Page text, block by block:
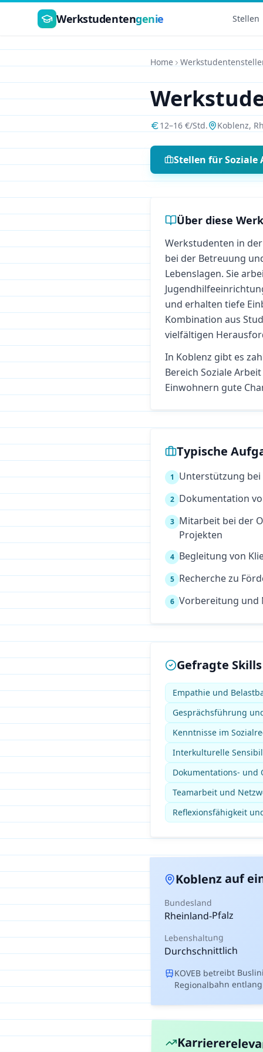
Zum Hauptinhalt springen
Werkstudentengenie Stellen
Home
12–16 €/Std. Koblenz,
Stellen fürSoziale
Über diese
Werkstudenten in
bei der Betreuung
Lebenslagen. Sie
und erhalten tiefe
Kombination aus
vielfältigen
In Koblenz gibt es
Bereich Soziale Arbeit
Einwohnern gute
Typische
1 Unterstützung
2 Dokumentation
3 Mitarbeit bei der
Projekten
4 Begleitung von
5 Recherche zu
6 Vorbereitung und
Gefragte Skills
Empathie und
Gesprächsführung
Kenntnisse im
Interkulturelle
Dokumentations- und
Teamarbeit und
Reflexionsfähigkeit
Koblenzauf
Bundesland
Rheinland-Pfalz
Lebenshaltung
Durchschnittlich
KOVEB betreibt
Regionalbahn